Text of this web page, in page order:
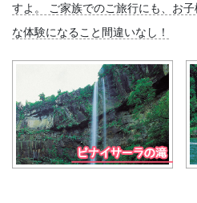
すよ。 ご家族でのご旅行にも、お
な体験になること間違いなし！